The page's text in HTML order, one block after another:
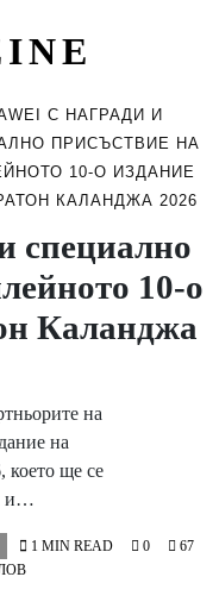
С НАГРАДИ И
ПРИСЪСТВИЕ НА
10-О ИЗДАНИЕ
КАЛАНДЖА 2026
специално
10-о
Каланджа
на
на
което ще се
и…
1 MIN READ 0 67